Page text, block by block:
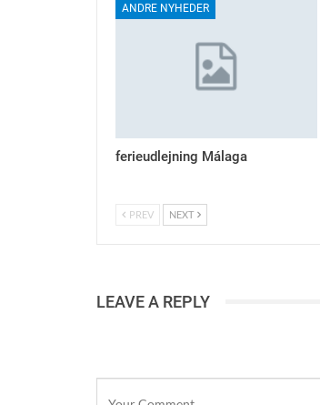
ANDRE NYHEDER
ferieudlejning Málaga
PREV NEXT
LEAVE A REPLY